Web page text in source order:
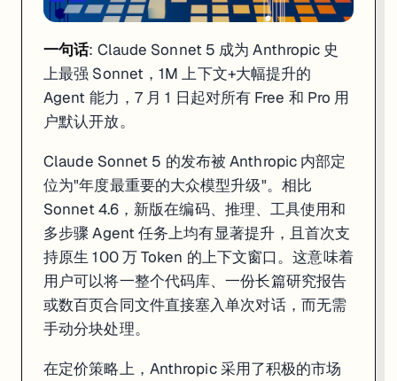
: OpenAI 发布旗舰 Sol、性价比 Terra、极速 Luna 三档模型
GPT-5.6 系列代表了 OpenAI 在商业化策略上的重要转型——从单一旗
Sol 在 Cerebras 硬件上的部署是本次发布的技术亮点。750 tokens/s
目前 GPT-5.6 仍处于政府审批机构的限量预览阶段，约 20 家组织获
来源: CryptoBriefing 报道·LLM Stats 更新追踪
4. Gemini Spark 登陆 Mac，跨 App 真实世界
一句话: Claude Sonnet 5 成为 Anthropic 史
上最强 Sonnet，1M 上下文+大幅提升的
Agent 能力，7 月 1 日起对所有 Free 和 Pro 用
户默认开放。
Claude Sonnet 5 的发布被 Anthropic 内部定
位为"年度最重要的大众模型升级"。相比
Sonnet 4.6，新版在编码、推理、工具使用和
多步骤 Agent 任务上均有显著提升，且首次支
持原生 100 万 Token 的上下文窗口。这意味着
用户可以将一整个代码库、一份长篇研究报告
或数百页合同文件直接塞入单次对话，而无需
手动分块处理。
在定价策略上，Anthropic 采用了积极的市场